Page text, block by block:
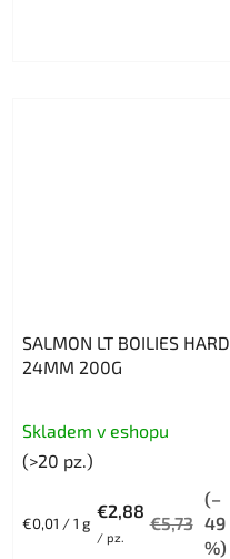
SALMON LT BOILIES HARD
24MM 200G
Skladem v eshopu
(>20 pz.)
€2,88
/ pz.
€5,73
(–
49
%)
Prezzo
€0,01 / 1 g